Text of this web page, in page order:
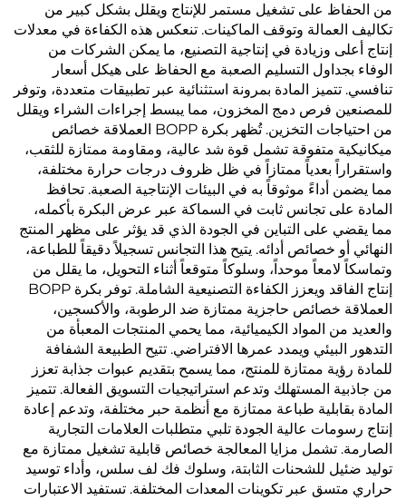
من الحفاظ على تشغيل مستمر للإنتاج ويقلل بشكل كبير من
تكاليف العمالة وتوقف الماكينات. تنعكس هذه الكفاءة في معدلات
إنتاج أعلى وزيادة في إنتاجية التصنيع، ما يمكن الشركات من
الوفاء بجداول التسليم الصعبة مع الحفاظ على هيكل أسعار
تنافسي. تتميز المادة بمرونة استثنائية عبر تطبيقات متعددة، وتوفر
للمصنعين فرص دمج المخزون، مما يبسط إجراءات الشراء ويقلل
من احتياجات التخزين. تُظهر بكرة BOPP العملاقة خصائص
ميكانيكية متفوقة تشمل قوة شد عالية، ومقاومة ممتازة للثقب،
واستقراراً بعدياً ممتازاً في ظل ظروف درجات حرارة مختلفة،
مما يضمن أداءً موثوقاً به في البيئات الإنتاجية الصعبة. تحافظ
المادة على تجانس ثابت في السماكة عبر عرض البكرة بأكمله،
مما يقضي على التباين في الجودة الذي قد يؤثر على مظهر المنتج
النهائي أو خصائص أدائه. يتيح هذا التجانس تسجيلاً دقيقاً للطباعة،
وتماسكاً لامعاً موحداً، وسلوكاً متوقعاً أثناء التحويل، ما يقلل من
إنتاج الفاقد ويعزز الكفاءة التصنيعية الشاملة. توفر بكرة BOPP
العملاقة خصائص حاجزية ممتازة ضد الرطوبة، والأكسجين،
والعديد من المواد الكيميائية، مما يحمي المنتجات المعبأة من
التدهور البيئي ويمدد عمرها الافتراضي. تتيح الطبيعة الشفافة
للمادة رؤية ممتازة للمنتج، مما يسمح بتقديم عبوات جذابة تعزز
من جاذبية المستهلك وتدعم استراتيجيات التسويق الفعالة. تتميز
المادة بقابلية طباعة ممتازة مع أنظمة حبر مختلفة، وتدعم إعادة
إنتاج رسومات عالية الجودة تلبي متطلبات العلامات التجارية
الصارمة. تشمل مزايا المعالجة خصائص قابلية تشغيل ممتازة مع
توليد ضئيل للشحنات الثابتة، وسلوك فك لف سلس، وأداء توسيد
حراري متسق عبر تكوينات المعدات المختلفة. تستفيد الاعتبارات